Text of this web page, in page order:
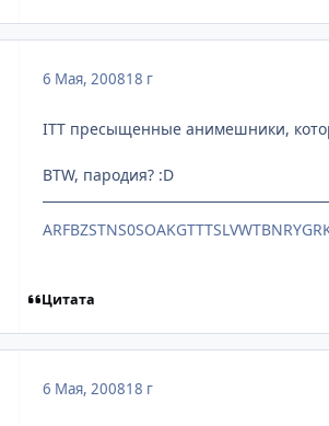
6 Мая, 200818 г
ITT пресыщенные анимешники,
BTW, пародия? :D
Цитата
6 Мая, 200818 г